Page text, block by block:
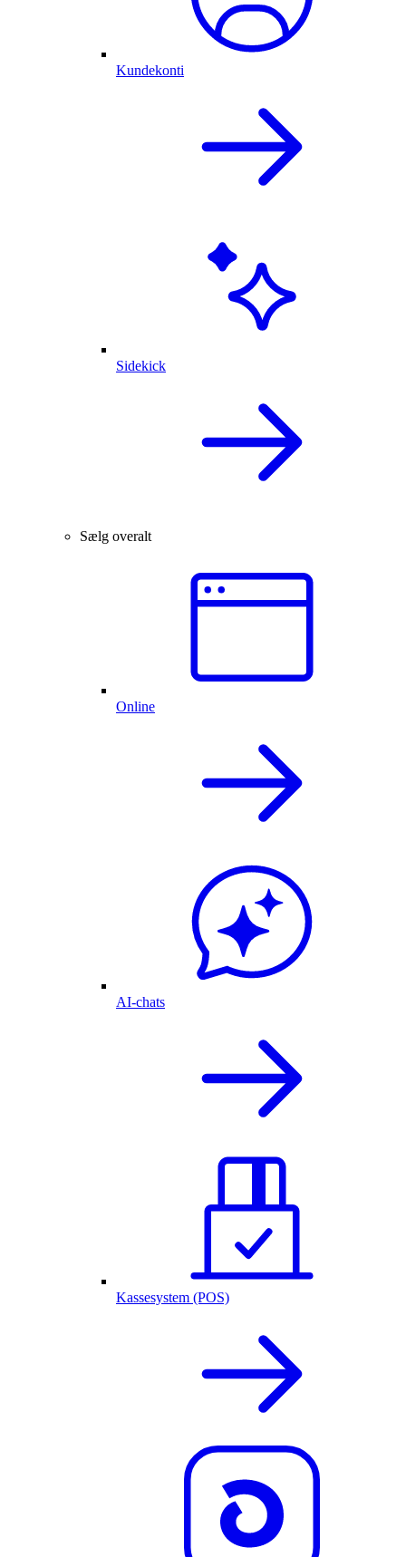
Kundekonti
Sidekick
Sælg overalt
Online
AI-chats
Kassesystem (POS)